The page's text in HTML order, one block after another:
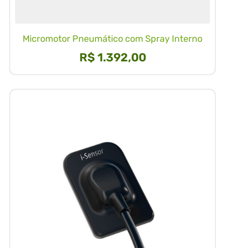
Micromotor Pneumático com Spray Interno
R$1.392,00